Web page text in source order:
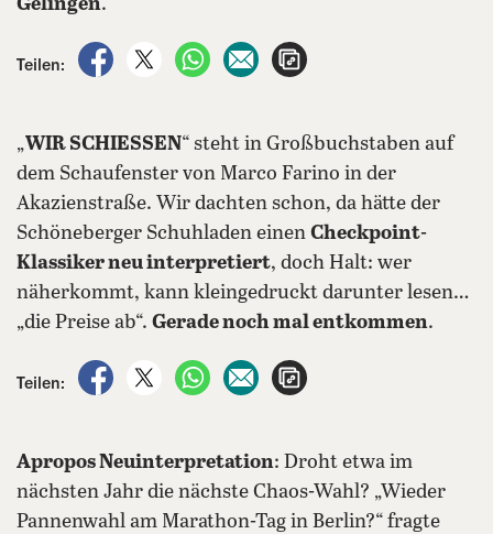
Gelingen.
Teilen:
auf Facebook teilen
auf X teilenper WhatsApp teilen
per E-Mail teilen
„WIR SCHIESSEN“ steht in Großbuchstaben auf
dem Schaufenster von Marco Farino in der
Akazienstraße. Wir dachten schon, da hätte der
Schöneberger Schuhladen einen Checkpoint-
Klassiker neu interpretiert, doch Halt: wer
näherkommt, kann kleingedruckt darunter lesen…
„die Preise ab“. Gerade noch mal entkommen.
Teilen:
auf Facebook teilen
auf X teilenper WhatsApp teilen
per E-Mail teilen
Apropos Neuinterpretation: Droht etwa im
nächsten Jahr die nächste Chaos-Wahl? „Wieder
Pannenwahl am Marathon-Tag in Berlin?“ fragte